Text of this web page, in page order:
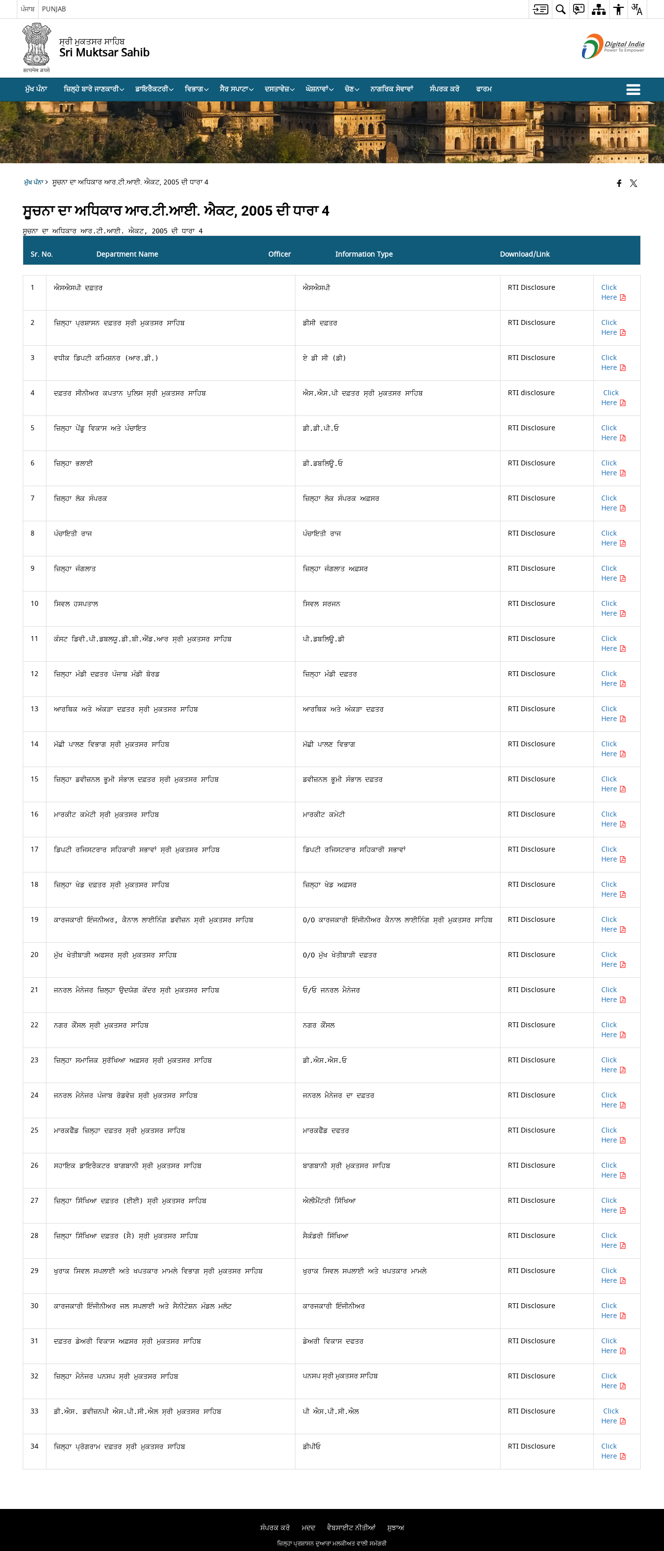
ਪੰਜਾਬ PUNJAB
ਸ੍ਰੀ ਮੁਕਤਸਰ ਸਾਹਿਬ
Sri Muktsar Sahib
ਮੁੱਖ ਪੰਨਾ ਜ਼ਿਲ੍ਹੇ ਬਾਰੇ ਜਾਣਕਾਰੀ ਡਾਇਰੈਕਟਰੀ ਵਿਭਾਗ ਸੈਰ ਸਪਾਟਾ ਦਸਤਾਵੇਜ਼ ਘੋਸ਼ਨਾਵਾਂ ਚੋਣ ਨਾਗਰਿਕ ਸੇਵਾਵਾਂ ਸੰਪਰਕ ਕਰੋ ਫਾਰਮ
ਮੁੱਖ ਪੰਨਾ ਸੂਚਨਾ ਦਾ ਅਧਿਕਾਰ ਆਰ.ਟੀ.ਆਈ. ਐਕਟ, 2005 ਦੀ ਧਾਰਾ 4
ਸੂਚਨਾ ਦਾ ਅਧਿਕਾਰ ਆਰ.ਟੀ.ਆਈ. ਐਕਟ, 2005 ਦੀ ਧਾਰਾ 4
ਸੂਚਨਾ ਦਾ ਅਧਿਕਾਰ ਆਰ.ਟੀ.ਆਈ. ਐਕਟ, 2005 ਦੀ ਧਾਰਾ 4
Sr. No. Department Name Officer Information Type Download/Link
1 ਐਸਐਸਪੀ ਦਫ਼ਤਰ ਐਸਐਸਪੀ RTI Disclosure
Click
Here
2 ਜ਼ਿਲ੍ਹਾ ਪ੍ਰਸ਼ਾਸਨ ਦਫ਼ਤਰ ਸ੍ਰੀ ਮੁਕਤਸਰ ਸਾਹਿਬ ਡੀਸੀ ਦਫ਼ਤਰ RTI Disclosure
Click
Here
3 ਵਧੀਕ ਡਿਪਟੀ ਕਮਿਸ਼ਨਰ (ਆਰ.ਡੀ.) ਏ ਡੀ ਸੀ (ਡੀ) RTI Disclosure
Click
Here
4 ਦਫ਼ਤਰ ਸੀਨੀਅਰ ਕਪਤਾਨ ਪੁਲਿਸ ਸ੍ਰੀ ਮੁਕਤਸਰ ਸਾਹਿਬ ਐਸ.ਐਸ.ਪੀ ਦਫ਼ਤਰ ਸ੍ਰੀ ਮੁਕਤਸਰ ਸਾਹਿਬ RTI disclosure
Click
Here
5 ਜ਼ਿਲ੍ਹਾ ਪੇਂਡੂ ਵਿਕਾਸ ਅਤੇ ਪੰਚਾਇਤ ਡੀ.ਡੀ.ਪੀ.ਓ RTI Disclosure
Click
Here
6 ਜ਼ਿਲ੍ਹਾ ਭਲਾਈ ਡੀ.ਡਬਲਿਊ.ਓ RTI Disclosure
Click
Here
7 ਜ਼ਿਲ੍ਹਾ ਲੋਕ ਸੰਪਰਕ ਜ਼ਿਲ੍ਹਾ ਲੋਕ ਸੰਪਰਕ ਅਫ਼ਸਰ RTI Disclosure
Click
Here
8 ਪੰਚਾਇਤੀ ਰਾਜ ਪੰਚਾਇਤੀ ਰਾਜ RTI Disclosure
Click
Here
9 ਜ਼ਿਲ੍ਹਾ ਜੰਗਲਾਤ ਜ਼ਿਲ੍ਹਾ ਜੰਗਲਾਤ ਅਫ਼ਸਰ RTI Disclosure
Click
Here
10 ਸਿਵਲ ਹਸਪਤਾਲ ਸਿਵਲ ਸਰਜਨ RTI Disclosure
Click
Here
11 ਕੰਸਟ ਡਿਵੀ.ਪੀ.ਡਬਲਯੂ.ਡੀ.ਬੀ.ਐਂਡ.ਆਰ ਸ੍ਰੀ ਮੁਕਤਸਰ ਸਾਹਿਬ ਪੀ.ਡਬਲਿਊ.ਡੀ RTI Disclosure
Click
Here
12 ਜ਼ਿਲ੍ਹਾ ਮੰਡੀ ਦਫ਼ਤਰ ਪੰਜਾਬ ਮੰਡੀ ਬੋਰਡ ਜ਼ਿਲ੍ਹਾ ਮੰਡੀ ਦਫ਼ਤਰ RTI Disclosure
Click
Here
13 ਆਰਥਿਕ ਅਤੇ ਅੰਕੜਾ ਦਫ਼ਤਰ ਸ੍ਰੀ ਮੁਕਤਸਰ ਸਾਹਿਬ ਆਰਥਿਕ ਅਤੇ ਅੰਕੜਾ ਦਫ਼ਤਰ RTI Disclosure
Click
Here
14 ਮੱਛੀ ਪਾਲਣ ਵਿਭਾਗ ਸ੍ਰੀ ਮੁਕਤਸਰ ਸਾਹਿਬ ਮੱਛੀ ਪਾਲਣ ਵਿਭਾਗ RTI Disclosure
Click
Here
15 ਜ਼ਿਲ੍ਹਾ ਡਵੀਜ਼ਨਲ ਭੂਮੀ ਸੰਭਾਲ ਦਫ਼ਤਰ ਸ੍ਰੀ ਮੁਕਤਸਰ ਸਾਹਿਬ ਡਵੀਜ਼ਨਲ ਭੂਮੀ ਸੰਭਾਲ ਦਫ਼ਤਰ RTI Disclosure
Click
Here
16 ਮਾਰਕੀਟ ਕਮੇਟੀ ਸ੍ਰੀ ਮੁਕਤਸਰ ਸਾਹਿਬ ਮਾਰਕੀਟ ਕਮੇਟੀ RTI Disclosure
Click
Here
17 ਡਿਪਟੀ ਰਜਿਸਟਰਾਰ ਸਹਿਕਾਰੀ ਸਭਾਵਾਂ ਸ੍ਰੀ ਮੁਕਤਸਰ ਸਾਹਿਬ ਡਿਪਟੀ ਰਜਿਸਟਰਾਰ ਸਹਿਕਾਰੀ ਸਭਾਵਾਂ RTI Disclosure
Click
Here
18 ਜ਼ਿਲ੍ਹਾ ਖੇਡ ਦਫ਼ਤਰ ਸ੍ਰੀ ਮੁਕਤਸਰ ਸਾਹਿਬ ਜ਼ਿਲ੍ਹਾ ਖੇਡ ਅਫ਼ਸਰ RTI Disclosure
Click
Here
19 ਕਾਰਜਕਾਰੀ ਇੰਜਨੀਅਰ, ਕੈਨਾਲ ਲਾਈਨਿੰਗ ਡਵੀਜ਼ਨ ਸ੍ਰੀ ਮੁਕਤਸਰ ਸਾਹਿਬ O/O ਕਾਰਜਕਾਰੀ ਇੰਜੀਨੀਅਰ ਕੈਨਾਲ ਲਾਈਨਿੰਗ ਸ੍ਰੀ ਮੁਕਤਸਰ ਸਾਹਿਬ RTI Disclosure
Click
Here
20 ਮੁੱਖ ਖੇਤੀਬਾੜੀ ਅਫਸਰ ਸ੍ਰੀ ਮੁਕਤਸਰ ਸਾਹਿਬ O/O ਮੁੱਖ ਖੇਤੀਬਾੜੀ ਦਫ਼ਤਰ RTI Disclosure
Click
Here
21 ਜਨਰਲ ਮੈਨੇਜਰ ਜ਼ਿਲ੍ਹਾ ਉਦਯੋਗ ਕੇਂਦਰ ਸ੍ਰੀ ਮੁਕਤਸਰ ਸਾਹਿਬ ਓ/ਓ ਜਨਰਲ ਮੈਨੇਜਰ RTI Disclosure
Click
Here
22 ਨਗਰ ਕੌਂਸਲ ਸ੍ਰੀ ਮੁਕਤਸਰ ਸਾਹਿਬ ਨਗਰ ਕੌਂਸਲ RTI Disclosure
Click
Here
23 ਜ਼ਿਲ੍ਹਾ ਸਮਾਜਿਕ ਸੁਰੱਖਿਆ ਅਫ਼ਸਰ ਸ੍ਰੀ ਮੁਕਤਸਰ ਸਾਹਿਬ ਡੀ.ਐਸ.ਐਸ.ਓ RTI Disclosure
Click
Here
24 ਜਨਰਲ ਮੈਨੇਜਰ ਪੰਜਾਬ ਰੋਡਵੇਜ਼ ਸ੍ਰੀ ਮੁਕਤਸਰ ਸਾਹਿਬ ਜਨਰਲ ਮੈਨੇਜਰ ਦਾ ਦਫ਼ਤਰ RTI Disclosure
Click
Here
25 ਮਾਰਕਫੈੱਡ ਜ਼ਿਲ੍ਹਾ ਦਫ਼ਤਰ ਸ੍ਰੀ ਮੁਕਤਸਰ ਸਾਹਿਬ ਮਾਰਕਫੈੱਡ ਦਫਤਰ RTI Disclosure
Click
Here
26 ਸਹਾਇਕ ਡਾਇਰੈਕਟਰ ਬਾਗਬਾਨੀ ਸ੍ਰੀ ਮੁਕਤਸਰ ਸਾਹਿਬ ਬਾਗਬਾਨੀ ਸ੍ਰੀ ਮੁਕਤਸਰ ਸਾਹਿਬ RTI Disclosure
Click
Here
27 ਜ਼ਿਲ੍ਹਾ ਸਿੱਖਿਆ ਦਫ਼ਤਰ (ਈਈ) ਸ੍ਰੀ ਮੁਕਤਸਰ ਸਾਹਿਬ ਐਲੀਮੈਂਟਰੀ ਸਿੱਖਿਆ RTI Disclosure
Click
Here
28 ਜ਼ਿਲ੍ਹਾ ਸਿੱਖਿਆ ਦਫ਼ਤਰ (ਸੈ) ਸ੍ਰੀ ਮੁਕਤਸਰ ਸਾਹਿਬ ਸੈਕੰਡਰੀ ਸਿੱਖਿਆ RTI Disclosure
Click
Here
29 ਖੁਰਾਕ ਸਿਵਲ ਸਪਲਾਈ ਅਤੇ ਖਪਤਕਾਰ ਮਾਮਲੇ ਵਿਭਾਗ ਸ੍ਰੀ ਮੁਕਤਸਰ ਸਾਹਿਬ ਖੁਰਾਕ ਸਿਵਲ ਸਪਲਾਈ ਅਤੇ ਖਪਤਕਾਰ ਮਾਮਲੇ RTI Disclosure
Click
Here
30 ਕਾਰਜਕਾਰੀ ਇੰਜੀਨੀਅਰ ਜਲ ਸਪਲਾਈ ਅਤੇ ਸੈਨੀਟੇਸ਼ਨ ਮੰਡਲ ਮਲੋਟ ਕਾਰਜਕਾਰੀ ਇੰਜੀਨੀਅਰ RTI Disclosure
Click
Here
31 ਦਫ਼ਤਰ ਡੇਅਰੀ ਵਿਕਾਸ ਅਫ਼ਸਰ ਸ੍ਰੀ ਮੁਕਤਸਰ ਸਾਹਿਬ ਡੇਅਰੀ ਵਿਕਾਸ ਦਫਤਰ RTI Disclosure
Click
Here
32 ਜ਼ਿਲ੍ਹਾ ਮੈਨੇਜਰ ਪਨਸਪ ਸ੍ਰੀ ਮੁਕਤਸਰ ਸਾਹਿਬ ਪਨਸਪ ਸ੍ਰੀ ਮੁਕਤਸਰ ਸਾਹਿਬ RTI Disclosure
Click
Here
33 ਡੀ.ਐਸ. ਡਵੀਜ਼ਨਪੀ ਐਸ.ਪੀ.ਸੀ.ਐਲ ਸ੍ਰੀ ਮੁਕਤਸਰ ਸਾਹਿਬ ਪੀ ਐਸ.ਪੀ.ਸੀ.ਐਲ RTI Disclosure
Click
Here
34 ਜ਼ਿਲ੍ਹਾ ਪ੍ਰੋਗਰਾਮ ਦਫ਼ਤਰ ਸ੍ਰੀ ਮੁਕਤਸਰ ਸਾਹਿਬ ਡੀਪੀਓ RTI Disclosure
Click
Here
ਸੰਪਰਕ ਕਰੋ ਮਦਦ ਵੈਬਸਾਈਟ ਨੀਤੀਆਂ ਸੁਝਾਅ
ਜ਼ਿਲ੍ਹਾ ਪ੍ਰਸ਼ਾਸਨ ਦੁਆਰਾ ਮਲਕੀਅਤ ਵਾਲੀ ਸਮੱਗਰੀ